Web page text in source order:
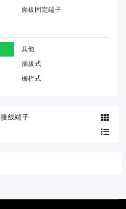
面板固定端子
其他
插拔式
栅栏式
接线端子